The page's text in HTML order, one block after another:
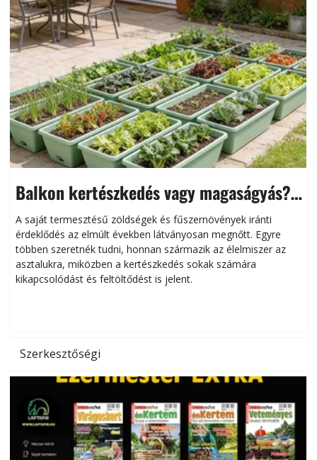
Balkon kertészkedés vagy magaságyás?
Helytakarékos kertészkedés
A saját termesztésű zöldségek és fűszernövények iránti
érdeklődés az elmúlt években látványosan megnőtt. Egyre
többen szeretnék tudni, honnan származik az élelmiszer az
asztalukra, miközben a kertészkedés sokak számára
kikapcsolódást és feltöltődést is jelent.
Szerkesztőségi